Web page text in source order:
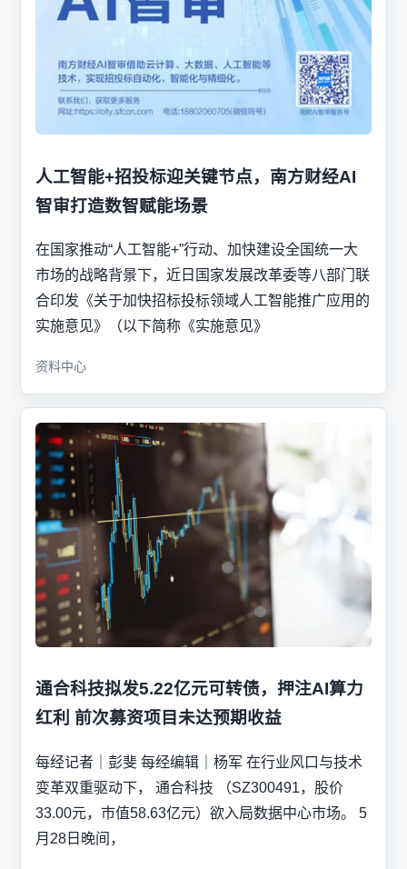
人工智能+招投标迎关键节点，南方财经AI
智审打造数智赋能场景
在国家推动“人工智能+”行动、加快建设全国统一大
市场的战略背景下，近日国家发展改革委等八部门联
合印发《关于加快招标投标领域人工智能推广应用的
实施意见》（以下简称《实施意见》
资料中心
通合科技拟发5.22亿元可转债，押注AI算力
红利 前次募资项目未达预期收益
每经记者｜彭斐 每经编辑｜杨军 在行业风口与技术
变革双重驱动下， 通合科技 （SZ300491，股价
33.00元，市值58.63亿元）欲入局数据中心市场。 5
月28日晚间，